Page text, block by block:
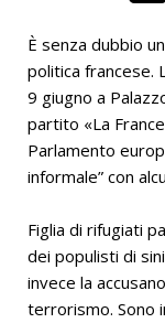
È senza dubbio
politica francese.
9 giugno a
partito «La
Parlamento
informale” con
Figlia di rifugiati
dei populisti di
invece la
terrorismo. Sono